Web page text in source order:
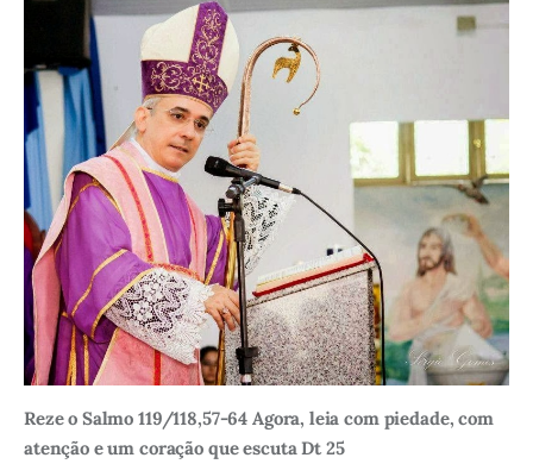
Reze o Salmo 119/118,57-64 Agora, leia com piedade, com
atenção e um coração que escuta Dt 25